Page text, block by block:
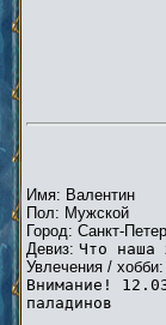
Имя: Валентин
Пол: Мужской
Город: Санкт-
Девиз: Что наша
Увлечения / хобби:
Внимание!
паладинов